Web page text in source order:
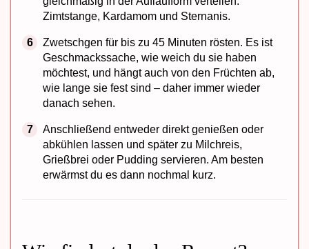
Zimtstange, Kardamom und Sternanis.
Zwetschgen für bis zu 45 Minuten rösten. Es ist
Geschmackssache, wie weich du sie haben
möchtest, und hängt auch von den Früchten ab,
wie lange sie fest sind – daher immer wieder
danach sehen.
Anschließend entweder direkt genießen oder
abkühlen lassen und später zu Milchreis,
Grießbrei oder Pudding servieren. Am besten
erwärmst du es dann nochmal kurz.